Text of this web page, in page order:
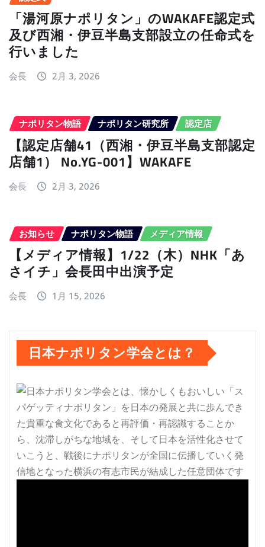
「湯河原ナポリタン」のWAKAFE認定式
及び西湘・伊豆半島支部設立の任命式を
行いました
会長 2月 3, 2026
ナポリタン物語 ナポリタン研究所 認定店
【認定店舗41（西湘・伊豆半島支部認定
店舗1） No.YG-001】WAKAFE
会長 2月 3, 2026
お知らせ ナポリタン物語 メディア情報
【メディア情報】1/22（木）NHK「あ
さイチ」会長田中出演予定
会長 1月 15, 2026
日本ナポリタン学会とは？